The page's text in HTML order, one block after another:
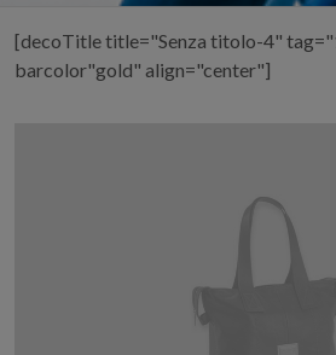
[decoTitle title="Senza titolo-4"
barcolor"gold" align="center"]